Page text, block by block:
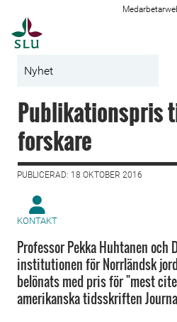
Nyhet
Publikationspris
forskare
PUBLICERAD: 18 OKTOBER 2016
KONTAKT
Professor Pekka Huhtanen och
institutionen för Norrländsk
belönats med pris för "mest
amerikanska tidsskriften